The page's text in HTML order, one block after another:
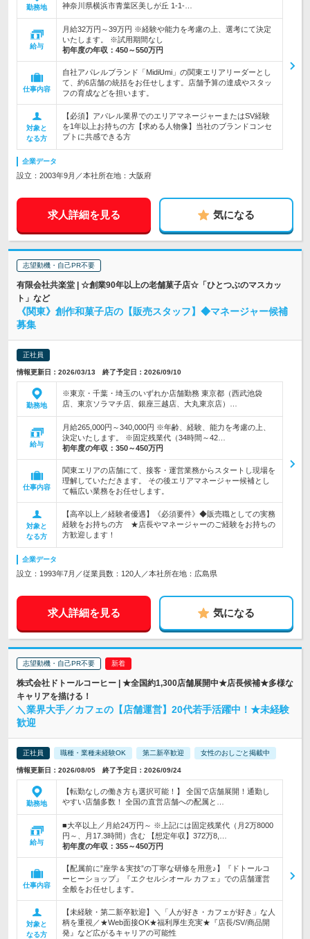
勤務地
神奈川県横浜市青葉区美しが丘 1-1-…
給与
月給32万円～39万円 ※経験や能力を考慮の上、選考にて決定
いたします。 ※試用期間なし
初年度の年収： 450～550万円
仕事内容
自社アパレルブランド「MidiUmi」の関東エリアリーダーとし
て、約6店舗の統括をお任せします。店舗予算の達成やスタッ
フの育成などを担います。
対象と
なる方
【必須】アパレル業界でのエリアマネージャーまたはSV経験
を1年以上お持ちの方【求める人物像】当社のブランドコンセ
プトに共感できる方
企業データ
設立：2003年9月／本社所在地：大阪府
求人詳細を見る 気になる
志望動機・自己PR不要
有限会社共楽堂 | ☆創業90年以上の老舗菓子店☆「ひとつぶのマスカッ
ト」など
《関東》創作和菓子店の【販売スタッフ】◆マネージャー候補
募集
正社員
情報更新日：2026/03/13 終了予定日：2026/09/10
勤務地
※東京・千葉・埼玉のいずれか店舗勤務 東京都（西武池袋
店、東京ソラマチ店、銀座三越店、大丸東京店）…
給与
月給265,000円～340,000円 ※年齢、経験、能力を考慮の上、
決定いたします。 ※固定残業代（34時間～42…
初年度の年収： 350～450万円
仕事内容
関東エリアの店舗にて、接客・運営業務からスタートし現場を
理解していただきます。 その後エリアマネージャー候補とし
て幅広い業務をお任せします。
対象と
なる方
【高卒以上／経験者優遇】《必須要件》◆販売職としての実務
経験をお持ちの方 ★店長やマネージャーのご経験をお持ちの
方歓迎します！
企業データ
設立：1993年7月／従業員数：120人／本社所在地：広島県
求人詳細を見る 気になる
志望動機・自己PR不要
株式会社ドトールコーヒー | ★全国約1,300店舗展開中★店長候補★多様な
キャリアを描ける！
＼業界大手／カフェの【店舗運営】20代若手活躍中！★未経験
歓迎
正社員 職種・業種未経験OK 第二新卒歓迎 女性のおしごと掲載中
情報更新日：2026/08/05 終了予定日：2026/09/24
勤務地
【転勤なしの働き方も選択可能！】 全国で店舗展開！通勤し
やすい店舗多数！ 全国の直営店舗への配属と…
給与
■大卒以上／月給24万円～ ※上記には固定残業代（月2万8000
円～、月17.3時間）含む 【想定年収】372万8,…
初年度の年収： 355～450万円
仕事内容
【配属前に”座学＆実技”の丁寧な研修を用意♪】『ドトールコ
ーヒーショップ』『エクセルシオール カフェ』での店舗運営
全般をお任せします。
対象と
なる方
【未経験・第二新卒歓迎】＼「人が好き・カフェが好き」な人
柄を重視／★Web面接OK★福利厚生充実★『店長/SV/商品開
発』など広がるキャリアの可能性